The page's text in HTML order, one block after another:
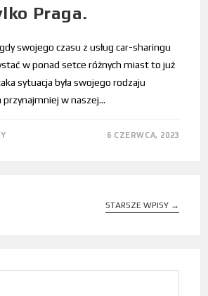
Praga.
swojego czasu z usług car-sharingu
w ponad setce różnych miast to już
sytuacja była swojego rodzaju
w naszej…
6 CZERWCA, 2023
STARSZE WPISY →